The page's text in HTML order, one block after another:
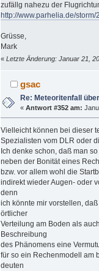
zufällg nahezu der
http://www.parhelia.de/storm/
Grüsse,
Mark
« Letzte Änderung: Januar 21,
gsac
Re: Meteoritenfall
«Antwort #352 am:
Vielleicht können bei dieser
Spezialisten vom DLR oder
Ich denke schon, daß man
neben der Bonität eines
bzw. vor allem wohl die
indirekt wieder Augen- oder
denn
ich könnte mir vorstellen,
örtlicher
Verteilung am Boden als
Beschreibung
des Phänomens eine
für so ein Rechenmodell am
deuten